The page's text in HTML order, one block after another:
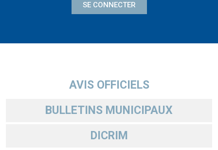
SE CONNECTER
AVIS OFFICIELS
BULLETINS MUNICIPAUX
DICRIM